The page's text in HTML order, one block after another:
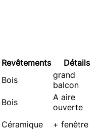
Revêtements
Détails
Bois
grand
balcon
Bois
A aire
ouverte
Céramique
+ fenêtre